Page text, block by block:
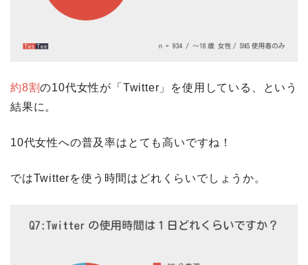
約8割の10代女性が「Twitter」を使用している、という
結果に。
10代女性への普及率はとても高いですね！
ではTwitterを使う時間はどれくらいでしょうか。